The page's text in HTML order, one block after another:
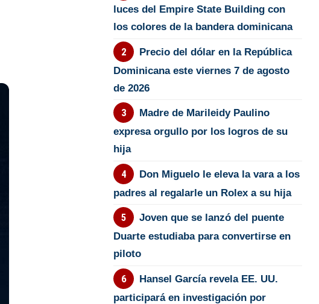
luces del Empire State Building con
los colores de la bandera dominicana
Precio del dólar en la República
Dominicana este viernes 7 de agosto
de 2026
Madre de Marileidy Paulino
expresa orgullo por los logros de su
hija
Don Miguelo le eleva la vara a los
padres al regalarle un Rolex a su hija
Joven que se lanzó del puente
Duarte estudiaba para convertirse en
piloto
Hansel García revela EE. UU.
participará en investigación por